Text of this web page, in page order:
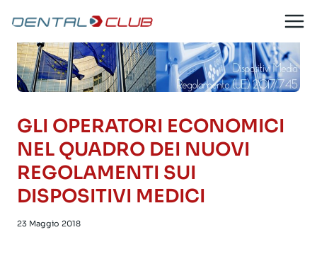
contenuto
GLI OPERATORI ECONOMICI
NEL QUADRO DEI NUOVI
REGOLAMENTI SUI
DISPOSITIVI MEDICI
23 Maggio 2018